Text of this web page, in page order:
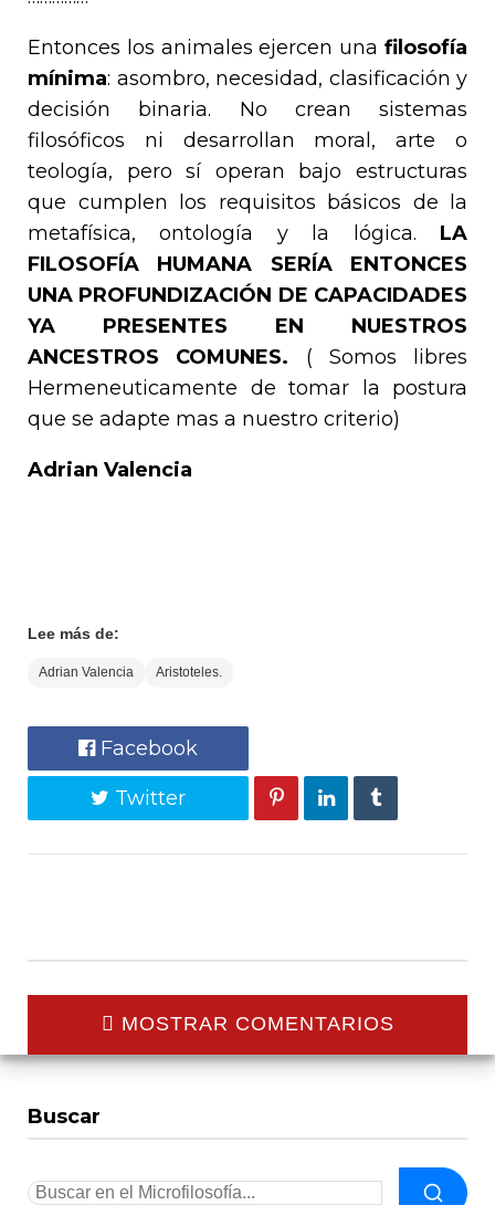
Entonces los animales ejercen una filosofía
mínima: asombro, necesidad, clasificación y
decisión binaria. No crean sistemas
filosóficos ni desarrollan moral, arte o
teología, pero sí operan bajo estructuras
que cumplen los requisitos básicos de la
metafísica, ontología y la lógica. LA
FILOSOFÍA HUMANA SERÍA ENTONCES
UNA PROFUNDIZACIÓN DE CAPACIDADES
YA PRESENTES EN NUESTROS
ANCESTROS COMUNES. ( Somos libres
Hermeneuticamente de tomar la postura
que se adapte mas a nuestro criterio)
Adrian Valencia
Lee más de:
Adrian Valencia Aristoteles.
Facebook
Twitter
MOSTRAR COMENTARIOS
Buscar